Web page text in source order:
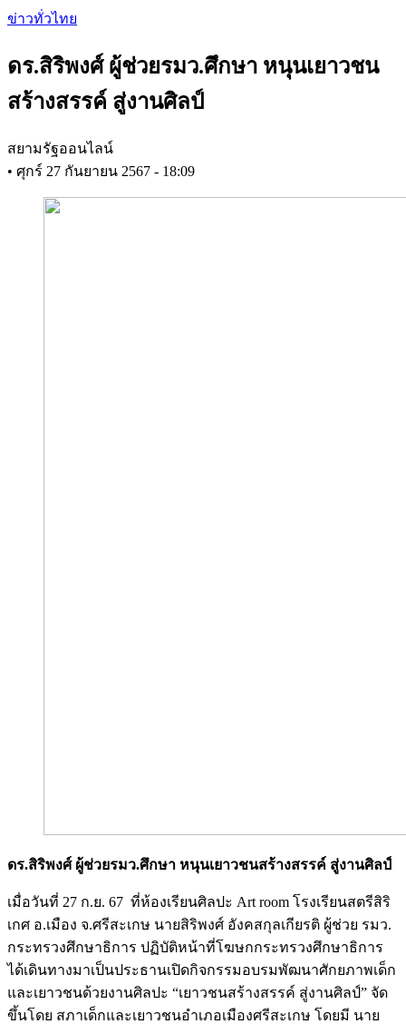
Skip
content
ข่าวทั่วไทย
ดร.สิริพงศ์ ผู้ช่วยรมว.ศึกษา หนุนเยาวชน
สร้างสรรค์ สู่งานศิลป์
สยามรัฐออนไลน์
• ศุกร์ 27 กันยายน 2567 - 18:09
ดร.สิริพงศ์ ผู้ช่วยรมว.ศึกษา หนุนเยาวชนสร้างสรรค์ สู่งานศิลป์
เมื่อวันที่ 27 ก.ย. 67 ที่ห้องเรียนศิลปะ Art room โรงเรียนสตรีสิริ
เกศ อ.เมือง จ.ศรีสะเกษ นายสิริพงศ์ อังคสกุลเกียรติ ผู้ช่วย รมว.
กระทรวงศึกษาธิการ ปฏิบัติหน้าที่โฆษกกระทรวงศึกษาธิการ
ได้เดินทางมาเป็นประธานเปิดกิจกรรมอบรมพัฒนาศักยภาพเด็ก
และเยาวชนด้วยงานศิลปะ “เยาวชนสร้างสรรค์ สู่งานศิลป์” จัด
ขึ้นโดย สภาเด็กและเยาวชนอำเภอเมืองศรีสะเกษ โดยมี นาย